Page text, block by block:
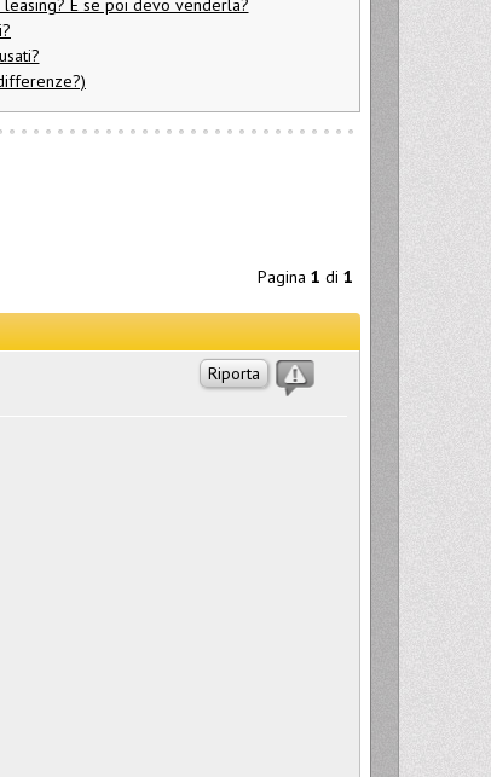
E se poi devo venderla?
Pagina 1 di 1
Riporta